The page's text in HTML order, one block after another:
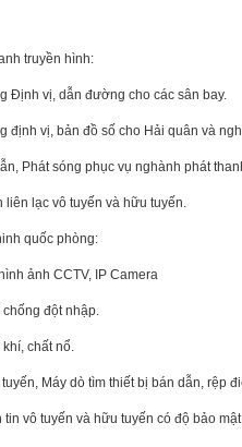
truyền hình:
Định vị, dẫn đường cho các sân bay.
định vị, bản đồ số cho Hải quân và
Phát sóng phục vụ nghành phát
liên lạc vô tuyến và hữu tuyến.
quốc phòng:
ảnh CCTV, IP Camera
đột nhập.
chất nổ.
Máy dò tìm thiết bị bán dẫn, rệp
vô tuyến và hữu tuyến có độ bảo